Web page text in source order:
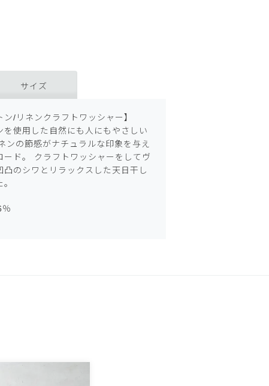
サイズ
ン/リネンクラフトワッシャー】
を使用した自然にも人にもやさしい
ンの節感がナチュラルな印象を与え
ード。 クラフトワッシャーをしてヴ
凸のシワとリラックスした天日干し